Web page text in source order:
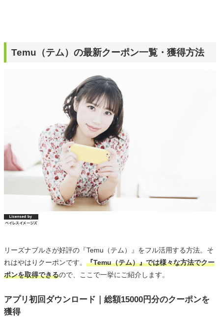
Temu（テム）の最新クーポン一覧・獲得方法
リーズナブルさが好評の『Temu（テム）』をフル活用する方法。そ
れはやはりクーポンです。 『Temu（テム）』では様々な方法でクー
ポンを取得できるので、ここで一挙にご紹介します。
アプリ初回ダウンロード｜総額15000円分のクーポンを
獲得